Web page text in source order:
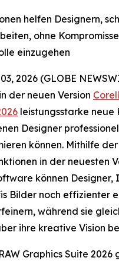
helfen Designern,
ohne
einzugehen
2026 (GLOBE
der neuen Version
leistungsstarke neue
Designer
können. Mithilfe der
in der neuesten
können Designer,
Bilder noch effizienter
während sie
ihre kreative Vision
Graphics Suite 2026